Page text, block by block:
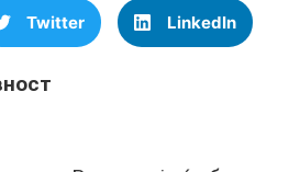
Twitter LinkedIn